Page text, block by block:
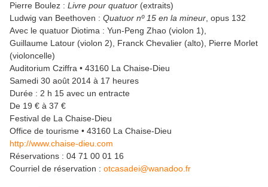
Pierre Boulez : Livre pour quatuor (extraits)
Ludwig van Beethoven : Quatuor nº 15 en la mineur , opus 132
Avec le quatuor Diotima : Yun-Peng Zhao (violon 1),
Guillaume Latour (violon 2), Franck Chevalier (alto), Pierre Morlet
(violoncelle)
Auditorium Cziffra • 43160 La Chaise-Dieu
Samedi 30 août 2014 à 17 heures
Durée : 2 h 15 avec un entracte
De 19 € à 37 €
Festival de La Chaise-Dieu
Office de tourisme • 43160 La Chaise-Dieu
http://www.chaise-dieu.com
Réservations : 04 71 00 01 16
Courriel de réservation : otcasadei@wanadoo.fr